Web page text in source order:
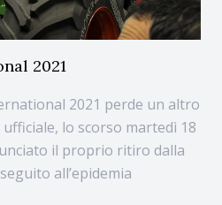
2021
2021 perde un altro
lo scorso martedì 18
il proprio ritiro dalla
all’epidemia